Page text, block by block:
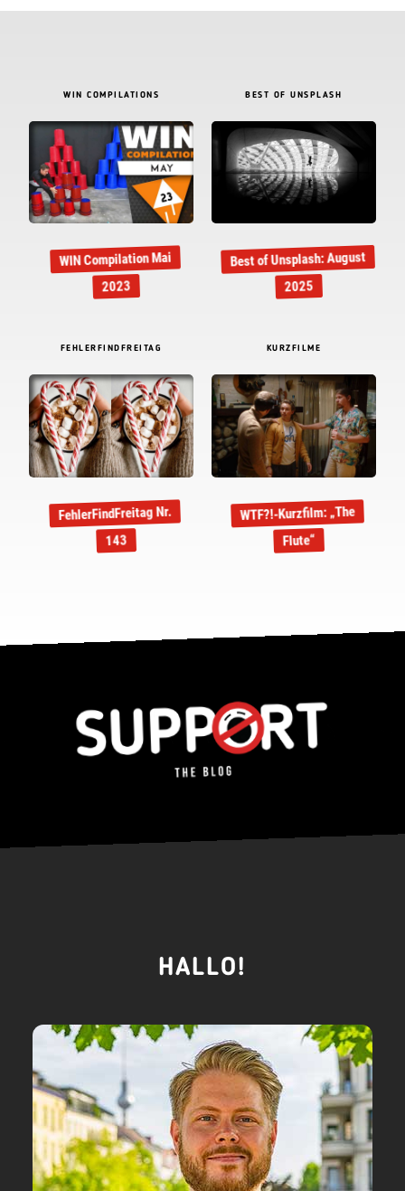
WIN COMPILATIONS
WIN Compilation Mai
2023
BEST OF UNSPLASH
Best of Unsplash: August
2025
FEHLERFINDFREITAG
FehlerFindFreitag Nr.
143
KURZFILME
WTF?!-Kurzfilm: „The
Flute“
HALLO!